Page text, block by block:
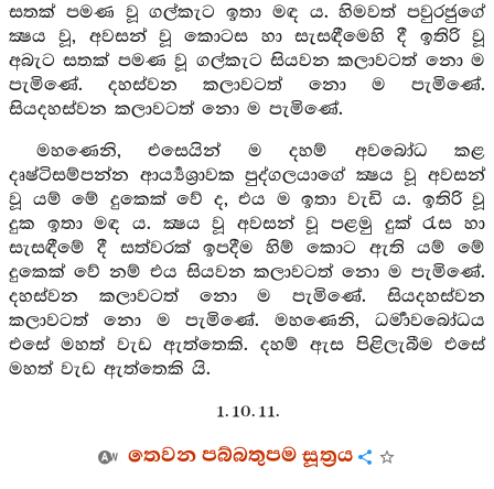
සතක් පමණ වූ ගල්කැට ඉතා මඳ ය. හිමවත් පවුරජුගේ
ක්‍ෂය වූ, අවසන් වූ කොටස හා සැසඳීමෙහි දී ඉතිරි වූ
අබැට සතක් පමණ වූ ගල්කැට සියවන කලාවටත් නො ම
පැමිණේ. දහස්වන කලාවටත් නො ම පැමිණේ.
සියදහස්වන කලාවටත් නො ම පැමිණේ.
මහණෙනි, එසෙයින් ම දහම් අවබෝධ කළ
දෘෂ්ටිසම්පන්න ආර්‍ය්‍යශ්‍රාවක පුද්ගලයාගේ ක්‍ෂය වූ අවසන්
වූ යම් මේ දුකෙක් වේ ද, එය ම ඉතා වැඩි ය. ඉතිරි වූ
දුක ඉතා මඳ ය. ක්‍ෂය වූ අවසන් වූ පළමු දුක් රැස හා
සැසඳීමේ දී සත්වරක් ඉපදීම හිම් කොට ඇති යම් මේ
දුකෙක් වේ නම් එය සියවන කලාවටත් නො ම පැමිණේ.
දහස්වන කලාවටත් නො ම පැමිණේ. සියදහස්වන
කලාවටත් නො ම පැමිණේ. මහණෙනි, ධර්‍මාවබෝධය
එසේ මහත් වැඩ ඇත්තෙකි. දහම් ඇස පිළිලැබීම එසේ
මහත් වැඩ ඇත්තෙකි යි.
1. 10. 11.
තෙවන පබ්බතුපම සූත්‍රය